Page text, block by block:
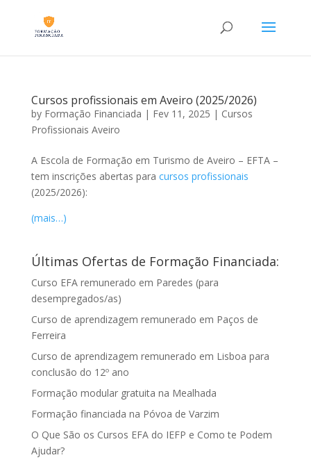
Cursos profissionais em Aveiro (2025/2026)
by Formação Financiada | Fev 11, 2025 | Cursos
Profissionais Aveiro
A Escola de Formação em Turismo de Aveiro – EFTA –
tem inscrições abertas para cursos profissionais
(2025/2026):
(mais…)
Últimas Ofertas de Formação Financiada:
Curso EFA remunerado em Paredes (para
desempregados/as)
Curso de aprendizagem remunerado em Paços de
Ferreira
Curso de aprendizagem remunerado em Lisboa para
conclusão do 12º ano
Formação modular gratuita na Mealhada
Formação financiada na Póvoa de Varzim
O Que São os Cursos EFA do IEFP e Como te Podem
Ajudar?